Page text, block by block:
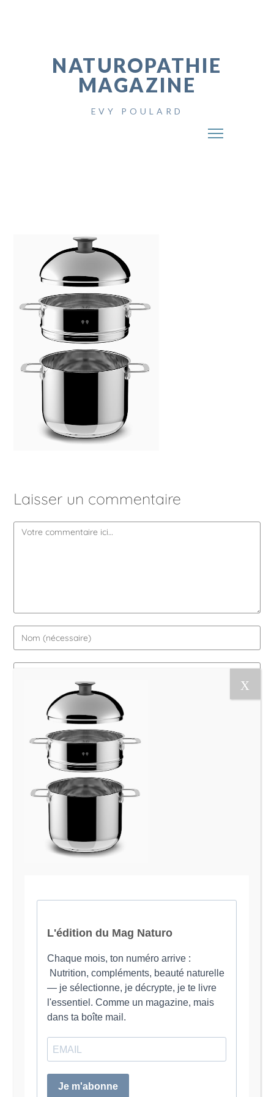
NATUROPATHIE
MAGAZINE
EVY POULARD
Laisser un commentaire
Le Magazine Naturo
Je suis Evy, Naturopathe spécialisée dans
l’accompagnement des femmes en préménopause et
ménopause